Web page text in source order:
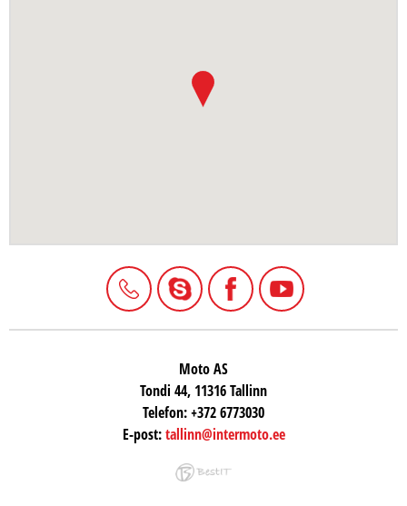
Moto AS
Tondi 44, 11316 Tallinn
Telefon:+372 6773030
E-post:tallinn@intermoto.ee